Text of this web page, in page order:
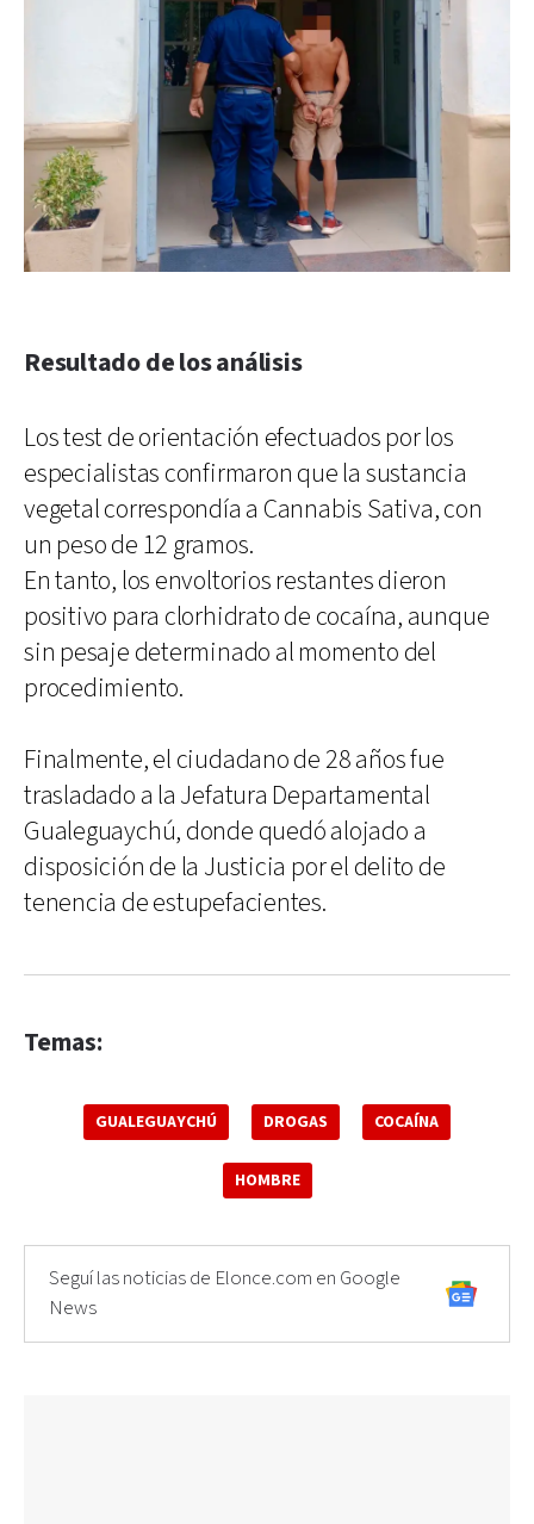
Resultado de los análisis
Los test de orientación efectuados por los
especialistas confirmaron que la sustancia
vegetal correspondía a Cannabis Sativa, con
un peso de 12 gramos.
En tanto, los envoltorios restantes dieron
positivo para clorhidrato de cocaína, aunque
sin pesaje determinado al momento del
procedimiento.
Finalmente, el ciudadano de 28 años fue
trasladado a la Jefatura Departamental
Gualeguaychú, donde quedó alojado a
disposición de la Justicia por el delito de
tenencia de estupefacientes.
Temas:
GUALEGUAYCHÚ DROGAS COCAÍNA
HOMBRE
Seguí las noticias de Elonce.com en Google
News